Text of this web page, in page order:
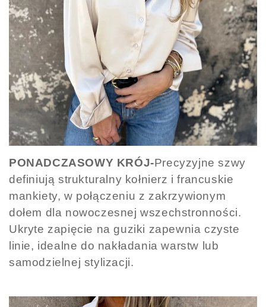
PONADCZASOWY KRÓJ-Precyzyjne szwy
definiują strukturalny kołnierz i francuskie
mankiety, w połączeniu z zakrzywionym
dołem dla nowoczesnej wszechstronności.
Ukryte zapięcie na guziki zapewnia czyste
linie, idealne do nakładania warstw lub
samodzielnej stylizacji.